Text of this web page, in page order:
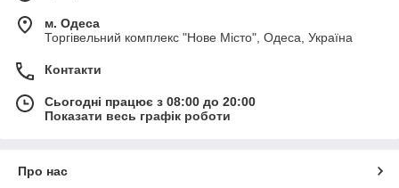
м. Одеса
Торгівельний комплекс "Нове Місто", Одеса, Україна
Контакти
Сьогодні працює з 08:00 до 20:00
Показати весь графік роботи
Про нас